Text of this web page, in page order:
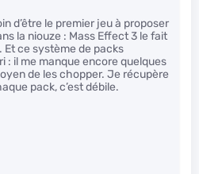
d’être le premier jeu à proposer
la niouze : Mass Effect 3 le fait
Et ce système de packs
: il me manque encore quelques
de les chopper. Je récupère
pack, c’est débile.